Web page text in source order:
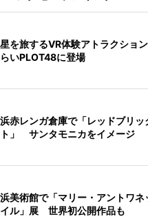
を旅するVR体験アトラクショ
いPLOT48に登場
赤レンガ倉庫で「レッドブリッ
ト」 サンタモニカをイメージ
美術館で「マリー・アントワネ
ル」展 世界初公開作品も